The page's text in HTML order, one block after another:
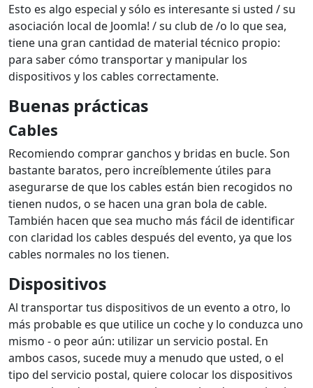
Esto es algo especial y sólo es interesante si usted / su
asociación local de Joomla! / su club de /o lo que sea,
tiene una gran cantidad de material técnico propio:
para saber cómo transportar y manipular los
dispositivos y los cables correctamente.
Buenas prácticas
Cables
Recomiendo comprar ganchos y bridas en bucle. Son
bastante baratos, pero increíblemente útiles para
asegurarse de que los cables están bien recogidos no
tienen nudos, o se hacen una gran bola de cable.
También hacen que sea mucho más fácil de identificar
con claridad los cables después del evento, ya que los
cables normales no los tienen.
Dispositivos
Al transportar tus dispositivos de un evento a otro, lo
más probable es que utilice un coche y lo conduzca uno
mismo - o peor aún: utilizar un servicio postal. En
ambos casos, sucede muy a menudo que usted, o el
tipo del servicio postal, quiere colocar los dispositivos